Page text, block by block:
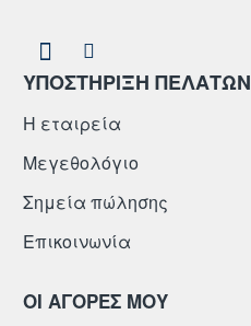
ΥΠΟΣΤΗΡΙΞΗ ΠΕΛΑΤΩΝ
Η εταιρεία
Μεγεθολόγιο
Σημεία πώλησης
Επικοινωνία
ΟΙ ΑΓΟΡΕΣ ΜΟΥ